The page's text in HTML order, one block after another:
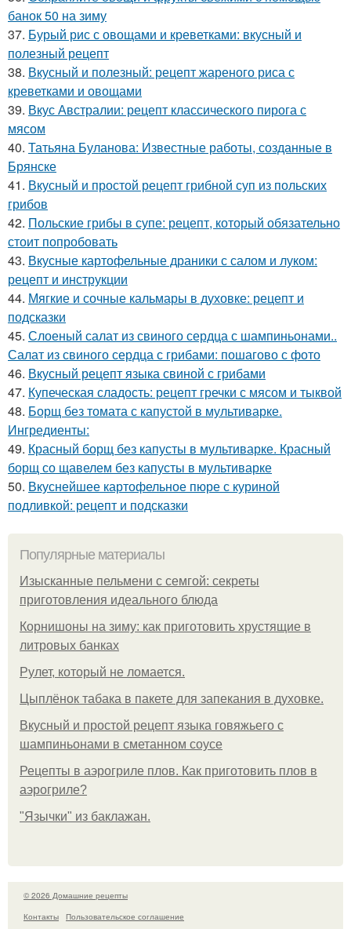
банок 50 на зиму
37. Бурый рис с овощами и креветками: вкусный и
полезный рецепт
38. Вкусный и полезный: рецепт жареного риса с
креветками и овощами
39. Вкус Австралии: рецепт классического пирога с
мясом
40. Татьяна Буланова: Известные работы, созданные в
Брянске
41. Вкусный и простой рецепт грибной суп из польских
грибов
42. Польские грибы в супе: рецепт, который обязательно
стоит попробовать
43. Вкусные картофельные драники с салом и луком:
рецепт и инструкции
44. Мягкие и сочные кальмары в духовке: рецепт и
подсказки
45. Слоеный салат из свиного сердца с шампиньонами..
Салат из свиного сердца с грибами: пошагово с фото
46. Вкусный рецепт языка свиной с грибами
47. Купеческая сладость: рецепт гречки с мясом и тыквой
48. Борщ без томата с капустой в мультиварке.
Ингредиенты:
49. Красный борщ без капусты в мультиварке. Красный
борщ со щавелем без капусты в мультиварке
50. Вкуснейшее картофельное пюре с куриной
подливкой: рецепт и подсказки
Популярные материалы
Изысканные пельмени с семгой: секреты
приготовления идеального блюда
Корнишоны на зиму: как приготовить хрустящие в
литровых банках
Рулет, который не ломается.
Цыплёнок табака в пакете для запекания в духовке.
Вкусный и простой рецепт языка говяжьего с
шампиньонами в сметанном соусе
Рецепты в аэрогриле плов. Как приготовить плов в
аэрогриле?
"Язычки" из баклажан.
© 2026 Домашние рецепты
Контакты
Пользовательское соглашение